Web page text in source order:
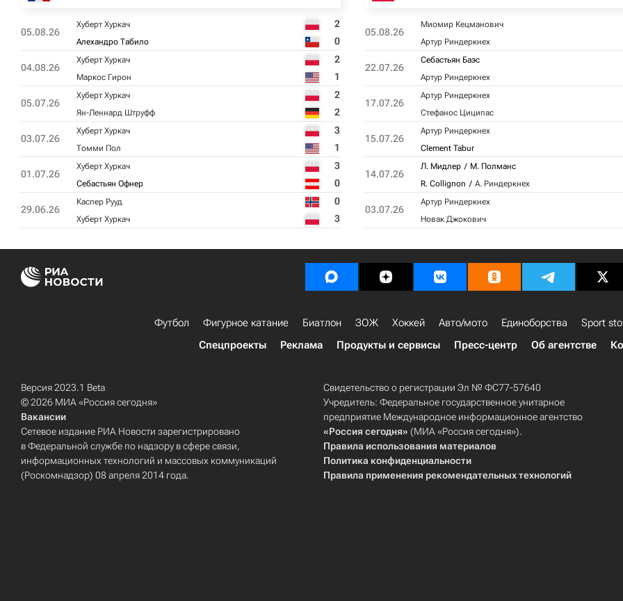
05.08.26
Хуберт Хуркач 2
Алехандро Табило 0
04.08.26
Хуберт Хуркач 2
Маркос Гирон 1
05.07.26
Хуберт Хуркач 2
Ян-Леннард Штруфф 2
03.07.26
Хуберт Хуркач 3
Томми Пол 1
01.07.26
Хуберт Хуркач 3
Себастьян Офнер 0
29.06.26
Каспер Рууд 0
Хуберт Хуркач 3
05.08.26
Миомир Кецманович
Артур Риндеркнех
22.07.26
Себастьян Баэс
Артур Риндеркнех
17.07.26
Артур Риндеркнех
Стефанос Циципас
15.07.26
Артур Риндеркнех
Clement Tabur
14.07.26
Л. Мидлер М. Полманс
R. Collignon А. Риндеркнех
03.07.26
Артур Риндеркнех
Новак Джокович
Футбол Фигурное катание Биатлон ЗОЖ Хоккей Авто/мото Единоборства Sport
Спецпроекты
Реклама Продукты и сервисы Пресс-центр Об агентстве
Версия 2023.1 Beta
© 2026 МИА «Россия сегодня»
Вакансии
Сетевое издание РИА Новости зарегистрировано
в Федеральной службе по надзору в сфере связи,
информационных технологий и массовых коммуникаций
(Роскомнадзор) 08 апреля 2014 года.
Свидетельство о регистрации Эл № ФС77-57640
Учредитель: Федеральное государственное унитарное
предприятие Международное информационное агентство
«Россия сегодня» (МИА «Россия сегодня»).
Правила использования материалов
Политика конфиденциальности
Правила применения рекомендательных технологий